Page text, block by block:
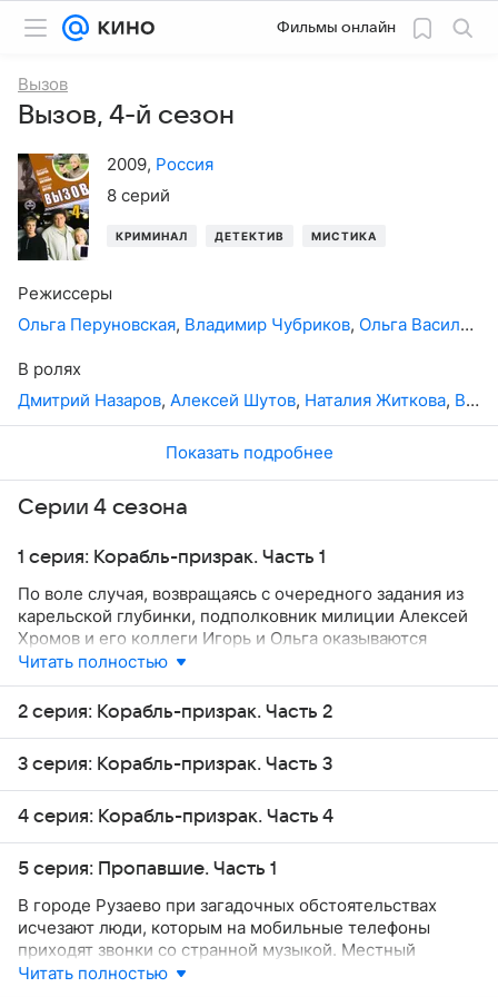
Фильмы онлайн
Вызов
Вызов, 4-й сезон
2009, Россия
8 серий
КРИМИНАЛ ДЕТЕКТИВ МИСТИКА
Режиссеры
Ольга Перуновская, Владимир Чубриков, Ольга Васильева-Назарова
В ролях
Дмитрий Назаров, Алексей Шутов, Наталия Житкова, Валерий Афанасьев
Показать подробнее
Серии 4 сезона
1 серия: Корабль-призрак. Часть 1
По воле случая, возвращаясь с очередного задания из
карельской глубинки, подполковник милиции Алексей
Хромов и его коллеги Игорь и Ольга оказываются
на борту прогулочного теплохода, на котором
совершают корпоративное круизное плавание
сотрудники издательства «Интербук». По злой иронии
судьбы недавно погибший сын капитана корабля
в курсе всех финансовых махинаций руководства
фирмы. Убийство Дмитрия так и осталось
не раскрытым, преступник избежал наказания.
Читать полностью
2 серия: Корабль-призрак. Часть 2
3 серия: Корабль-призрак. Часть 3
4 серия: Корабль-призрак. Часть 4
5 серия: Пропавшие. Часть 1
В городе Рузаево при загадочных обстоятельствах
исчезают люди, которым на мобильные телефоны
приходят звонки со странной музыкой. Местный
эксперт по аномальным явлениям Боровский связывает
Читать полностью